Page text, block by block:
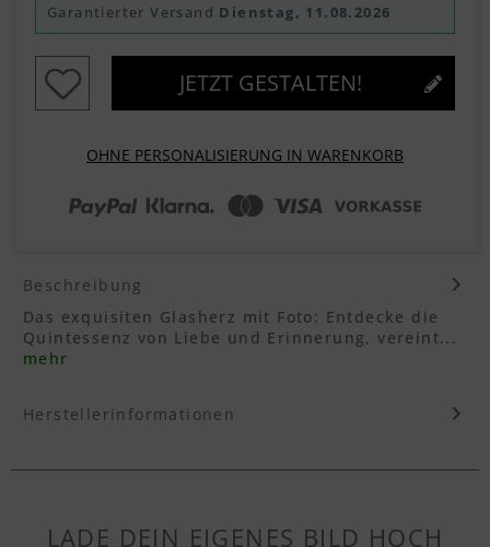
Garantierter Versand Dienstag, 11.08.2026
JETZT GESTALTEN!
OHNE PERSONALISIERUNG IN WARENKORB
Beschreibung
Das exquisiten Glasherz mit Foto: Entdecke die
Quintessenz von Liebe und Erinnerung, vereint...
mehr
Herstellerinformationen
LADE DEIN EIGENES BILD HOCH